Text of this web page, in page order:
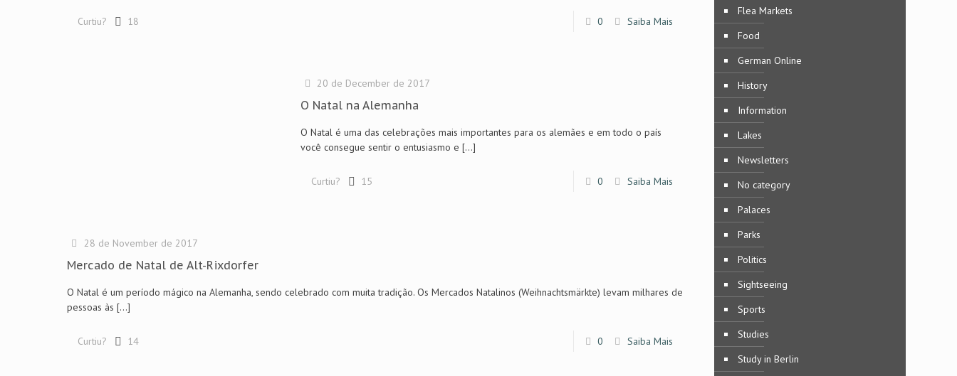
Curtiu? 18 0 Saiba Mais
20 de December de 2017
O Natal na Alemanha
O Natal é uma das celebrações mais importantes para os alemães e em todo o país
você consegue sentir o entusiasmo e […]
Curtiu? 15 0 Saiba Mais
28 de November de 2017
Mercado de Natal de Alt-Rixdorfer
O Natal é um período mágico na Alemanha, sendo celebrado com muita tradição. Os Mercados Natalinos (Weihnachtsmärkte) levam milhares de
pessoas às […]
Curtiu? 14 0 Saiba Mais
Flea Markets
Food
German Online
History
Information
Lakes
Newsletters
No category
Palaces
Parks
Politics
Sightseeing
Sports
Studies
Study in Berlin